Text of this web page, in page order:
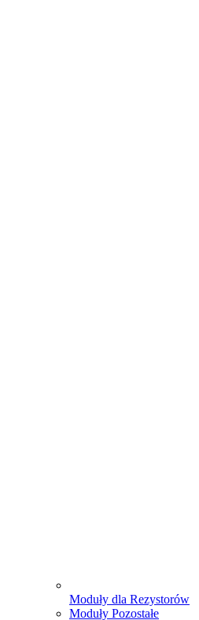
Moduły dla Rezystorów
Moduły Pozostałe